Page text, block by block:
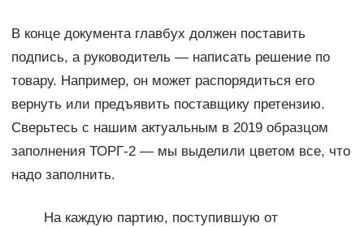
В конце документа главбух должен поставить
подпись, а руководитель — написать решение по
товару. Например, он может распорядиться его
вернуть или предъявить поставщику претензию.
Сверьтесь с нашим актуальным в 2019 образцом
заполнения ТОРГ-2 — мы выделили цветом все, что
надо заполнить.
На каждую партию, поступившую от